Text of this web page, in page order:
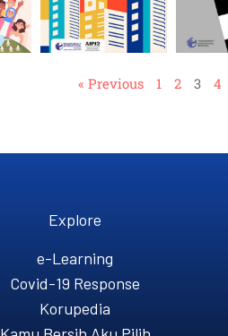
« Previous 1 2 3 4
Explore
e-Learning
Covid-19 Response
Korupedia